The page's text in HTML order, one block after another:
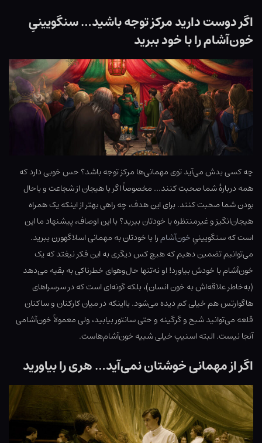
اگر دوست دارید مرکز توجه باشید… سنگویینیِ
خون‌آشام را با خود ببرید
چه کسی بدش می‌آید توی مهمانی‌ها مرکز توجه باشد؟ حس خوبی دارد که
همه دربارهٔ شما صحبت کنند… مخصوصاً اگر با هیجان از شجاعت و باحال
بودن شما صحبت کنند. برای این هدف، چه راهی بهتر از اینکه یک همراه
هیجان‌انگیز و غیرمنتظره با خودتان ببرید؟ با این اوصاف، پیشنهاد ما این
است که سنگویینیِخون‌آشامرا با خودتان به مهمانی اسلاگهورن ببرید.
می‌توانیم تضمین دهیم که هیچ کس دیگری به این فکر نیفتد که یک
خون‌آشام با خودش بیاورد! او نه‌تنها حال‌وهوای خطرناکی به بقیه می‌دهد
(به‌خاطر علاقه‌اش به خون انسان)، بلکه گونه‌ای است که در سرسراهای
هاگوارتس هم خیلی کم دیده می‌شود. بااینکه در میان کارکنان و ساکنان
قلعه می‌توانید شبح و گرگینه و حتی سانتور بیابید، ولی معمولاً خون‌آشامی
آنجا نیست. البته اسنیپ خیلی شبیه خون‌آشام‌هاست.
اگر از مهمانی خوشتان نمی‌آید… هری را بیاورید